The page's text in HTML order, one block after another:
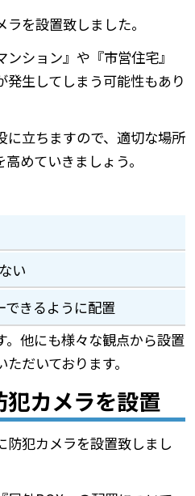
を設置致しました。
ション』や『市営住宅』
発生してしまう可能性もあり
に立ちますので、適切な場所
めていきましょう。
い
できるように配置
。他にも様々な観点から設置
だいております。
カメラを設置
犯カメラを設置致しまし